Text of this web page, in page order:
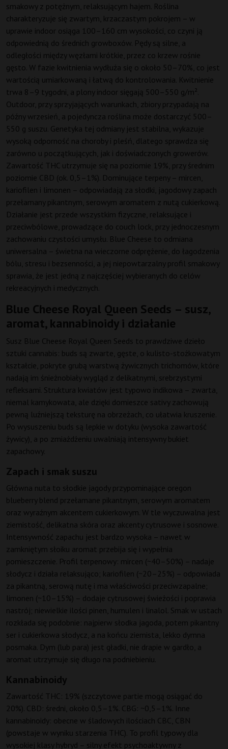
smakowy z potężnym, relaksującym hajem. Roślina
charakteryzuje się zwartym, krzaczastym pokrojem – w
uprawie indoor osiąga 100–160 cm wysokości, co czyni ją
odpowiednią do średnich growboxów. Pędy są silne, a
odległości między węzłami krótkie, przez co krzew rośnie
gęsto. W fazie kwitnienia wydłuża się o około 50–70%, co jest
wartością umiarkowaną i łatwą do kontrolowania. Kwitnienie
trwa 8–9 tygodni, a plony indoor sięgają 500–550 g/m².
Outdoor, przy sprzyjających warunkach, zbiory przypadają na
późny wrzesień, a pojedyncza roślina może dostarczyć 500–
550 g suszu. Genetyka tej odmiany jest stabilna, wykazuje
wysoką odporność na choroby i pleśń, dlatego sprawdza się
zarówno u początkujących, jak i doświadczonych growerów.
Zawartość THC utrzymuje się na poziomie 19%, przy średnim
poziomie CBD (ok. 0,5–1%). Dominujące terpeny – mircen,
kariofilen i limonen – odpowiadają za słodki, jagodowy zapach
przełamany pikantnym, serowym aromatem z nutą cukierkową.
Działanie jest przede wszystkim fizyczne, relaksujące i
przeciwbólowe, prowadzące do couch lock, przy jednoczesnym
zachowaniu czystości umysłu. Blue Cheese to odmiana
uniwersalna – świetna na wieczorne odprężenie, do łagodzenia
bólu, stresu i bezsenności, a jej niepowtarzalny profil smakowy
sprawia, że jest jedną z najczęściej wybieranych do celów
rekreacyjnych i medycznych.
Blue Cheese Royal Queen Seeds – susz,
aromat, kannabinoidy i działanie
Susz Blue Cheese Royal Queen Seeds to prawdziwe dzieło
sztuki cannabis: buds są zwarte, gęste, o kulisto-stożkowatym
kształcie, pokryte grubą warstwą żywicznych trichomów, które
nadają im śnieżnobiały wygląd z delikatnymi, srebrzystymi
refleksami. Struktura kwiatów jest typowo indikowa – zwarta,
niemal kamykowata, ale dzięki domieszce sativy zachowują
pewną luźniejszą teksturę na obrzeżach, co ułatwia kruszenie.
Po wysuszeniu buds są lepkie w dotyku (wysoka zawartość
żywicy), a po zmiażdżeniu uwalniają intensywny bukiet
zapachowy.
Zapach i smak suszu
Główna nuta to słodkie jagody przypominające oregon
blueberry blend przełamane pikantnym, serowym aromatem
oraz wyraźnym akcentem cukierkowym. W tle wyczuwalna jest
ziemistość, delikatna skóra oraz akcenty cytrusowe i sosnowe.
Intensywność zapachu jest bardzo wysoka – nawet w
zamkniętym słoiku aromat przebija się i wypełnia
pomieszczenie. Profil terpenowy: mircen (~40–50%) – nadaje
słodycz i działa relaksująco; kariofilen (~20–25%) – odpowiada
za pikantną, serową nutę i ma właściwości przeciwzapalne;
limonen (~10–15%) – dodaje cytrusowej świeżości i poprawia
nastrój; niewielkie ilości pinen, humulen i linalol. Smak w ustach
rozkłada się podobnie: najpierw słodka jagoda, potem pikantny
ser i cukierkowa słodycz, a na końcu ziemista, lekko dymna
posmaka. Dym (lub para) jest gładki, nie drapie w gardło, a
aromat utrzymuje się długo na podniebieniu.
Kannabinoidy
Zawartość THC: 19% (szczytowe partie mogą osiągać do
20%). CBD: średni, około 0,5–1%. CBG: ~0,5–1%. Inne
kannabinoidy: obecne w śladowych ilościach CBC, CBN
(powstaje w wyniku starzenia THC). To profil typowy dla
wysokiej klasy hybryd – silny efekt psychoaktywny z